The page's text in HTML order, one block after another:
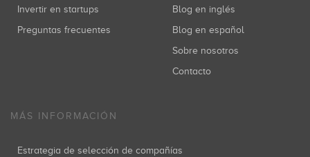
Invertir en startups
Preguntas frecuentes
Blog en inglés
Blog en español
Sobre nosotros
Contacto
MÁS INFORMACIÓN
Estrategia de selección de compañías